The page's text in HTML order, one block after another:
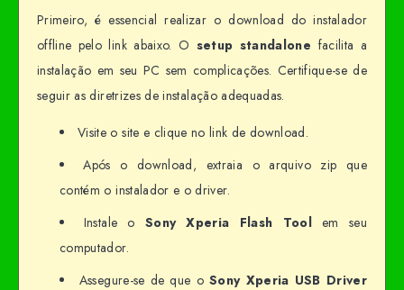
Primeiro, é essencial realizar o download do instalador
offline pelo link abaixo. O setup standalone facilita a
instalação em seu PC sem complicações. Certifique-se de
seguir as diretrizes de instalação adequadas.
Visite o site e clique no link de download.
Após o download, extraia o arquivo zip que
contém o instalador e o driver.
Instale o Sony Xperia Flash Toolem seu
computador.
Assegure-se de que oSony Xperia USB Driver